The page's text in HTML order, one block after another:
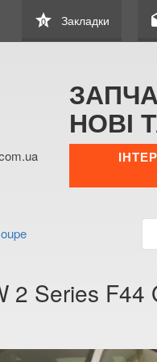
star
0 Закладки
НОВІ
2 Series F44